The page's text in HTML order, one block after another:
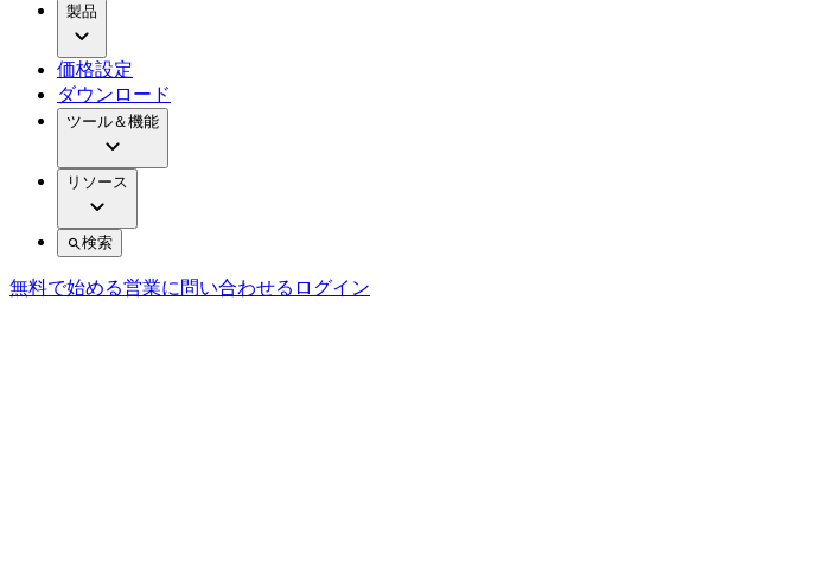
製品
価格設定
ダウンロード
ツール＆機能
リソース
検索
無料で始める営業に問い合わせる ログイン